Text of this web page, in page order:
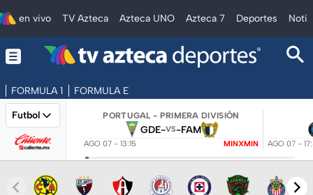
en vivo TV Azteca Azteca UNO Azteca 7 Deportes
FORMULA 1 FORMULA E
Futbol PORTUGAL - PRIMERA DIVISIÓN
GDE-VS-FAM
AGO 07 - 13:15 MINXMIN AGO 07 -